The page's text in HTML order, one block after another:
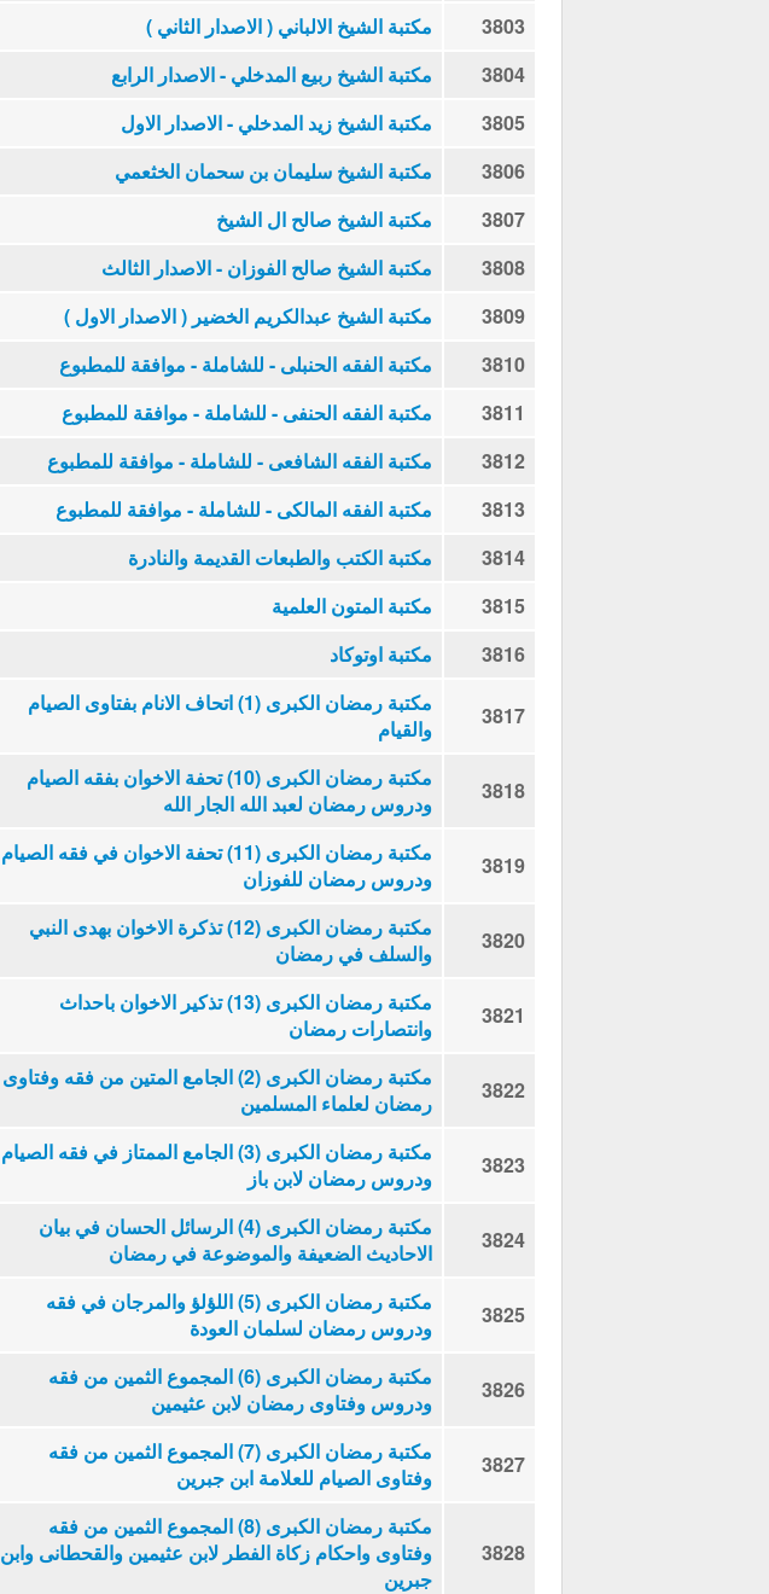
3803
مكتبة الشيخ الالباني ( الاصدار الثاني )
3804
مكتبة الشيخ ربيع المدخلي - الاصدار الرابع
3805
مكتبة الشيخ زيد المدخلي - الاصدار الاول
3806
مكتبة الشيخ سليمان بن سحمان الخثعمي
3807
مكتبة الشيخ صالح ال الشيخ
3808
مكتبة الشيخ صالح الفوزان - الاصدار الثالث
3809
مكتبة الشيخ عبدالكريم الخضير ( الاصدار الاول )
3810
مكتبة الفقه الحنبلى - للشاملة - موافقة للمطبوع
3811
مكتبة الفقه الحنفى - للشاملة - موافقة للمطبوع
3812
مكتبة الفقه الشافعى - للشاملة - موافقة للمطبوع
3813
مكتبة الفقه المالكى - للشاملة - موافقة للمطبوع
3814
مكتبة الكتب والطبعات القديمة والنادرة
3815
مكتبة المتون العلمية
3816
مكتبة اوتوكاد
3817
مكتبة رمضان الكبرى (1) اتحاف الانام بفتاوى الصيام
والقيام
3818
مكتبة رمضان الكبرى (10) تحفة الاخوان بفقه الصيام
ودروس رمضان لعبد الله الجار الله
3819
مكتبة رمضان الكبرى (11) تحفة الاخوان في فقه الصيام
ودروس رمضان للفوزان
3820
مكتبة رمضان الكبرى (12) تذكرة الاخوان بهدى النبي
والسلف في رمضان
3821
مكتبة رمضان الكبرى (13) تذكير الاخوان باحداث
وانتصارات رمضان
3822
مكتبة رمضان الكبرى (2) الجامع المتين من فقه وفتاوى
رمضان لعلماء المسلمين
3823
مكتبة رمضان الكبرى (3) الجامع الممتاز في فقه الصيام
ودروس رمضان لابن باز
3824
مكتبة رمضان الكبرى (4) الرسائل الحسان في بيان
الاحاديث الضعيفة والموضوعة في رمضان
3825
مكتبة رمضان الكبرى (5) اللؤلؤ والمرجان في فقه
ودروس رمضان لسلمان العودة
3826
مكتبة رمضان الكبرى (6) المجموع الثمين من فقه
ودروس وفتاوى رمضان لابن عثيمين
3827
مكتبة رمضان الكبرى (7) المجموع الثمين من فقه
وفتاوى الصيام للعلامة ابن جبرين
3828
مكتبة رمضان الكبرى (8) المجموع الثمين من فقه
وفتاوى واحكام زكاة الفطر لابن عثيمين والقحطانى وابن
جبرين